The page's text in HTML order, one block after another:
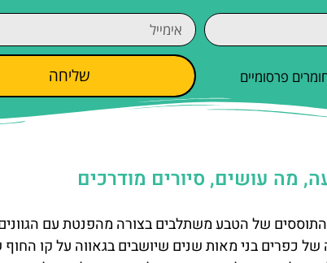
פרסומיים שליחה
של הטבע משתלבים בצורה מהפנטת עם
כפרים בני מאות שנים שיושבים בגאווה על קו